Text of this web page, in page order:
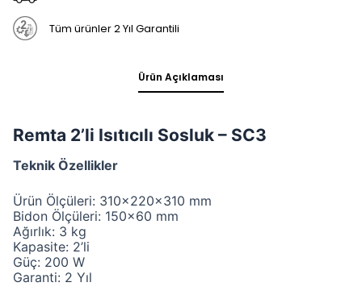
Tüm ürünler 2 Yıl Garantili
Ürün Açıklaması
Remta 2’li Isıtıcılı Sosluk – SC3
Teknik Özellikler
Ürün Ölçüleri: 310x220x310 mm
Bidon Ölçüleri: 150×60 mm
Ağırlık: 3 kg
Kapasite: 2’li
Güç: 200 W
Garanti: 2 Yıl